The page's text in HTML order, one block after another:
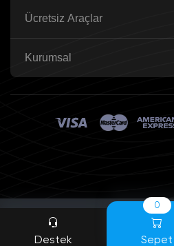
Ücretsiz Araçlar
Kurumsal
Destek Sepet
0